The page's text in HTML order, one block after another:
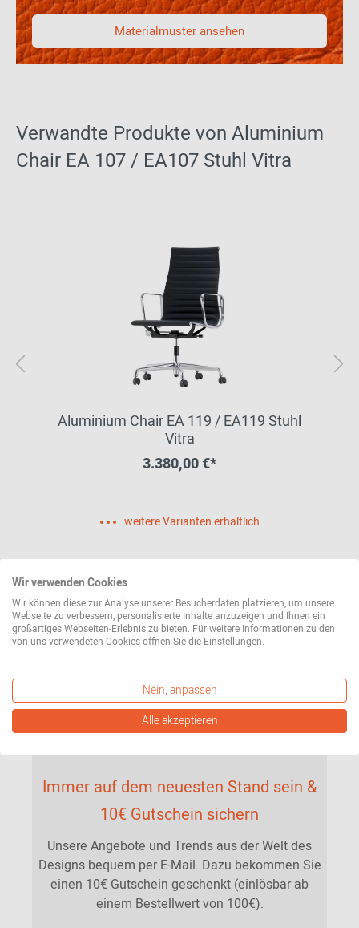
Materialmuster ansehen
Verwandte Produkte von Aluminium
Chair EA 107 / EA107 Stuhl Vitra
Aluminium Chair EA 119 / EA119 Stuhl
Vitra
3.380,00 €*
weitere Varianten erhältlich
Immer auf dem neuesten Stand sein &
10€ Gutschein sichern
Unsere Angebote und Trends aus der Welt des
Designs bequem per E-Mail. Dazu bekommen Sie
einen 10€ Gutschein geschenkt (einlösbar ab
einem Bestellwert von 100€).
Wir verwenden Cookies
Wir können diese zur Analyse unserer Besucherdaten platzieren, um unsere
Webseite zu verbessern, personalisierte Inhalte anzuzeigen und Ihnen ein
großartiges Webseiten-Erlebnis zu bieten. Für weitere Informationen zu den
von uns verwendeten Cookies öffnen Sie die Einstellungen.
Nein, anpassen
Alle akzeptieren